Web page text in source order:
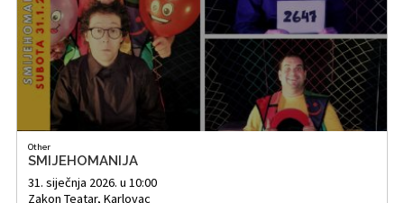
Other
SMIJEHOMANIJA
31. siječnja 2026. u 10:00
Zakon Teatar, Karlovac